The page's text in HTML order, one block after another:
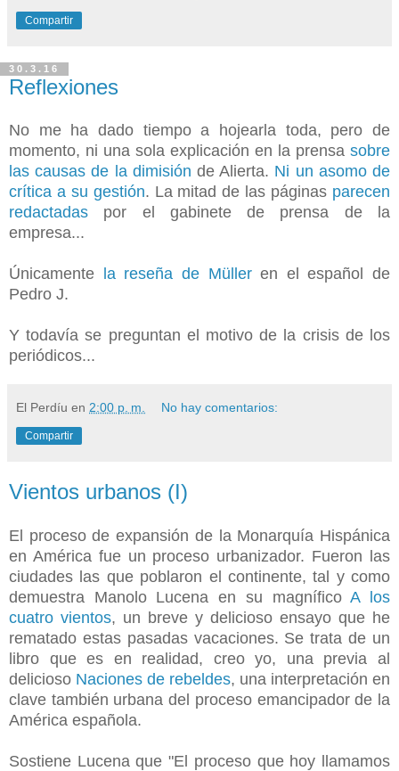
Compartir
30.3.16
Reflexiones
No me ha dado tiempo a hojearla toda, pero de
momento, ni una sola explicación en la prensa sobre
las causas de la dimisión de Alierta. Ni un asomo de
crítica a su gestión. La mitad de las páginas parecen
redactadas por el gabinete de prensa de la
empresa...
Únicamente la reseña de Mülleren el español de
Pedro J.
Y todavía se preguntan el motivo de la crisis de los
periódicos...
El Perdíu en 2:00 p. m. No hay comentarios:
Compartir
Vientos urbanos (I)
El proceso de expansión de la Monarquía Hispánica
en América fue un proceso urbanizador. Fueron las
ciudades las que poblaron el continente, tal y como
demuestra Manolo Lucena en su magníficoA los
cuatro vientos, un breve y delicioso ensayo que he
rematado estas pasadas vacaciones. Se trata de un
libro que es en realidad, creo yo, una previa al
delicioso Naciones de rebeldes, una interpretación en
clave también urbana del proceso emancipador de la
América española.
Sostiene Lucena que "El proceso que hoy llamamos